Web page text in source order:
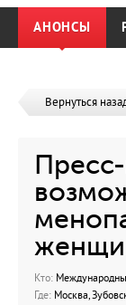
АНОНСЫ
Вернуться
Кто:
Где: Москва,